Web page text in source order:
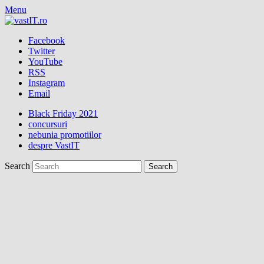
Menu
Facebook
Twitter
YouTube
RSS
Instagram
Email
Black Friday 2021
concursuri
nebunia promotiilor
despre VastIT
Search